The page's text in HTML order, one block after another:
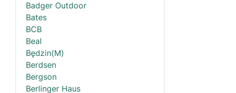
Badger Outdoor
Bates
BCB
Beal
Będzin(M)
Berdsen
Bergson
Berlinger Haus